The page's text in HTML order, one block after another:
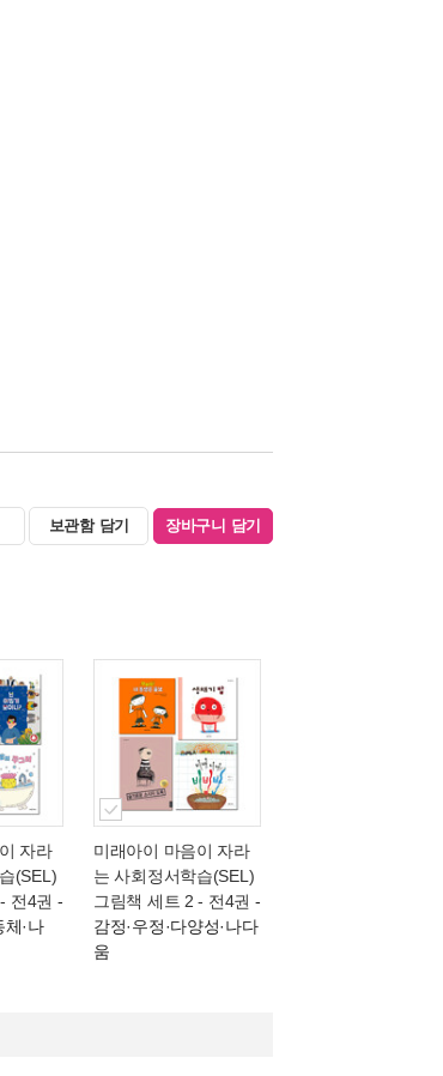
보관함 담기 장바구니 담기
자라
(SEL)
전4권 -
체·나
미래아이 마음이 자라
는 사회정서학습(SEL)
그림책 세트 2 - 전4권 -
감정·우정·다양성·나다
움